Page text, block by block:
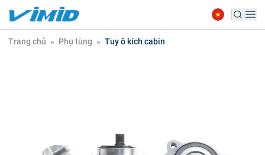
Trang chủ » Phụ tùng » Tuy ô kích cabin